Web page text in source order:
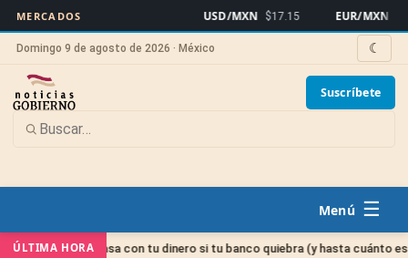
MERCADOS USD/MXN $17.15 EUR/MXN
Domingo 9 de agosto de 2026 · México ☾
Suscríbete
☰
ÚLTIMA HORA
IPAB: qué pasa con tu dinero si tu banco quiebra (y hasta cuánto está